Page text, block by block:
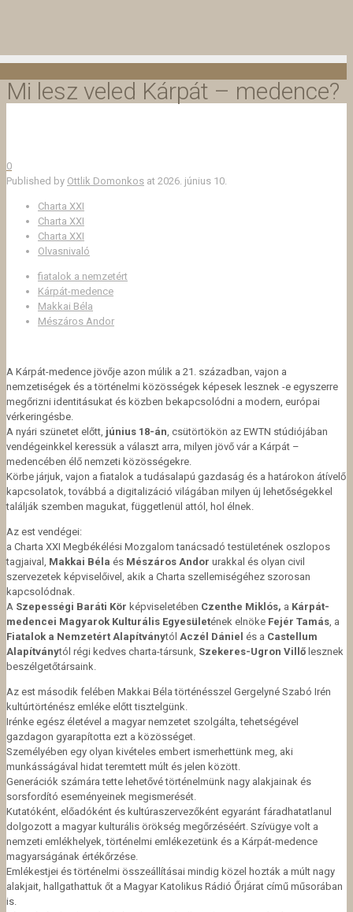
Mi lesz veled Kárpát – medence?
0
Published by Ottlik Domonkos at 2026. június 10.
Charta XXI
Charta XXI
Charta XXI
Olvasnivaló
fiatalok a nemzetért
Kárpát-medence
Makkai Béla
Mészáros Andor
A Kárpát-medence jövője azon múlik a 21. században, vajon a
nemzetiségek és a történelmi közösségek képesek lesznek -e egyszerre
megőrizni identitásukat és közben bekapcsolódni a modern, európai
vérkeringésbe.
A nyári szünetet előtt, június 18-án , csütörtökön az EWTN stúdiójában
vendégeinkkel keressük a választ arra, milyen jövő vár a Kárpát –
medencében élő nemzeti közösségekre.
Körbe járjuk, vajon a fiatalok a tudásalapú gazdaság és a határokon átívelő
kapcsolatok, továbbá a digitalizáció világában milyen új lehetőségekkel
találják szemben magukat, függetlenül attól, hol élnek.
Az est vendégei:
a Charta XXI Megbékélési Mozgalom tanácsadó testületének oszlopos
tagjaival, Makkai Béla és Mészáros Andor urakkal és olyan civil
szervezetek képviselőivel, akik a Charta szellemiségéhez szorosan
kapcsolódnak.
A Szepességi Baráti Kör képviseletében Czenthe Miklós, a Kárpát-
medencei Magyarok Kulturális Egyesületének elnöke Fejér Tamás , a
Fiatalok a Nemzetért Alapítványtól Aczél Dániel és a Castellum
Alapítványtól régi kedves charta-társunk, Szekeres-Ugron Villő lesznek
beszélgetőtársaink.
Az est második felében Makkai Béla történésszel Gergelyné Szabó Irén
kultúrtörténész emléke előtt tisztelgünk.
Irénke egész életével a magyar nemzetet szolgálta, tehetségével
gazdagon gyarapította ezt a közösséget.
Személyében egy olyan kivételes embert ismerhettünk meg, aki
munkásságával hidat teremtett múlt és jelen között.
Generációk számára tette lehetővé történelmünk nagy alakjainak és
sorsfordító eseményeinek megismerését.
Kutatóként, előadóként és kultúraszervezőként egyaránt fáradhatatlanul
dolgozott a magyar kulturális örökség megőrzéséért. Szívügye volt a
nemzeti emlékhelyek, történelmi emlékezetünk és a Kárpát-medence
magyarságának értékőrzése.
Emlékestjei és történelmi összeállításai mindig közel hozták a múlt nagy
alakjait, hallgathattuk őt a Magyar Katolikus Rádió Őrjárat című műsorában
is.